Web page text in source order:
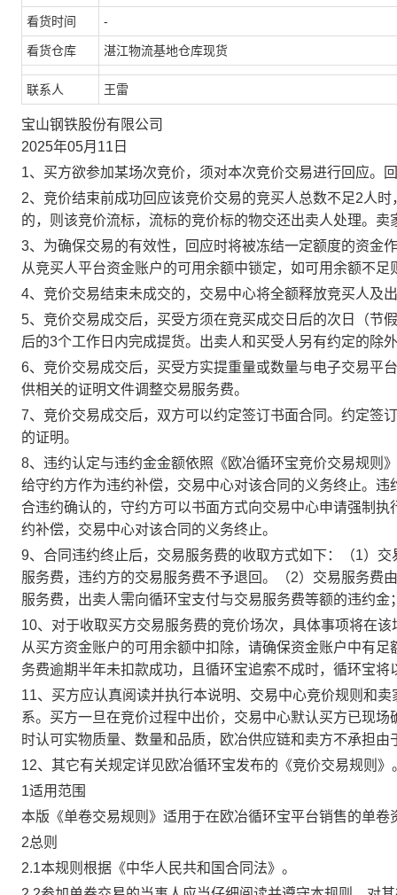
看货时间 -
看货仓库 湛江物流基地仓库现货
联系人 王雷
宝山钢铁股份有限公司
2025年05月11日
1、买方欲参加某场次竞价，须对本次竞价交易进行回应。
2、竞价结束前成功回应该竞价交易的竞买人总数不足2人
的，则该竞价流标，流标的竞价标的物交还出卖人处理。
3、为确保交易的有效性，回应时将被冻结一定额度的资金
从竞买人平台资金账户的可用余额中锁定，如可用余额不足
4、竞价交易结束未成交的，交易中心将全额释放竞买人及
5、竞价交易成交后，买受方须在竞买成交日后的次日（节
后的3个工作日内完成提货。出卖人和买受人另有约定的除
6、竞价交易成交后，买受方实提重量或数量与电子交易平
供相关的证明文件调整交易服务费。
7、竞价交易成交后，双方可以约定签订书面合同。约定签
的证明。
8、违约认定与违约金金额依照《欧冶循环宝竞价交易规则
给守约方作为违约补偿，交易中心对该合同的义务终止。
合违约确认的，守约方可以书面方式向交易中心申请强制
约补偿，交易中心对该合同的义务终止。
9、合同违约终止后，交易服务费的收取方式如下：（1）
服务费，违约方的交易服务费不予退回。（2）交易服务费
服务费，出卖人需向循环宝支付与交易服务费等额的违约
10、对于收取买方交易服务费的竞价场次，具体事项将在
从买方资金账户的可用余额中扣除，请确保资金账户中有
务费逾期半年未扣款成功，且循环宝追索不成时，循环宝将
11、买方应认真阅读并执行本说明、交易中心竞价规则和
系。买方一旦在竞价过程中出价，交易中心默认买方已现
时认可实物质量、数量和品质，欧冶供应链和卖方不承担由
12、其它有关规定详见欧冶循环宝发布的《竞价交易规则》
1适用范围
本版《单卷交易规则》适用于在欧冶循环宝平台销售的单卷
2总则
2.1本规则根据《中华人民共和国合同法》。